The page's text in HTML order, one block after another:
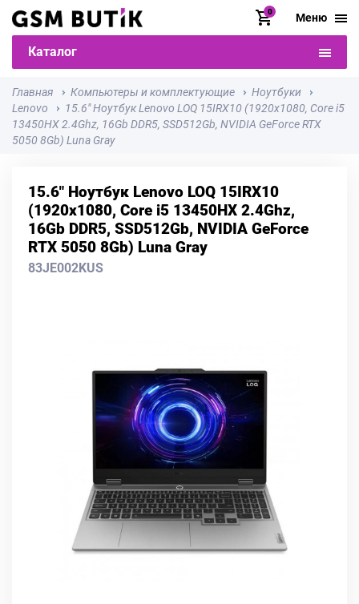
0 Меню
Каталог
Главная Компьютеры и комплектующие
Ноутбуки
Lenovo
15.6" Ноутбук Lenovo LOQ 15IRX10 (1920x1080, Core i5
13450HX 2.4Ghz, 16Gb DDR5, SSD512Gb, NVIDIA GeForce RTX
5050 8Gb) Luna Gray
15.6" Ноутбук Lenovo LOQ 15IRX10
(1920x1080, Core i5 13450HX 2.4Ghz,
16Gb DDR5, SSD512Gb, NVIDIA GeForce
RTX 5050 8Gb) Luna Gray
83JE002KUS